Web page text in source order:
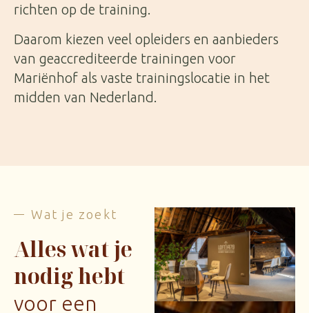
richten op de training.
Daarom kiezen veel opleiders en aanbieders
van geaccrediteerde trainingen voor
Mariënhof als vaste trainingslocatie in het
midden van Nederland.
Wat je zoekt
Alles wat je
nodig hebt
voor een